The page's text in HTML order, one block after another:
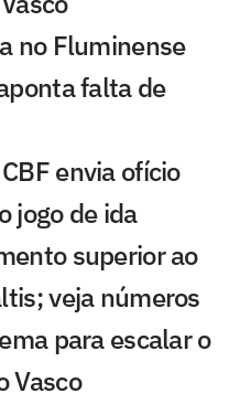
no Fluminense
falta de
envia ofício
jogo de ida
superior ao
veja números
para escalar o
Vasco